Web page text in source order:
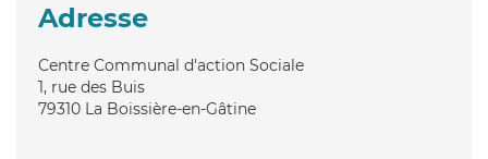
Adresse
Centre Communal d'action Sociale
1, rue des Buis
79310 La Boissière-en-Gâtine